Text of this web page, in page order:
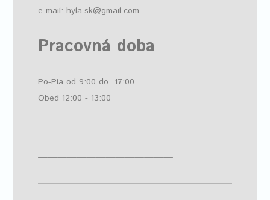
e-mail: hyla.sk@gmail.com
Pracovná doba
Po-Pia od 9:00 do 17:00
Obed 12:00 - 13:00
______________